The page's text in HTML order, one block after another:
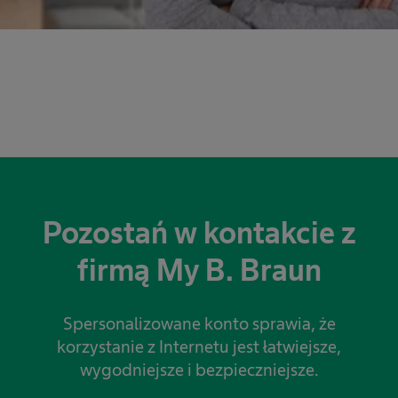
Pozostań w kontakcie z
firmą My B. Braun
Spersonalizowane konto sprawia, że
korzystanie z Internetu jest łatwiejsze,
wygodniejsze i bezpieczniejsze.